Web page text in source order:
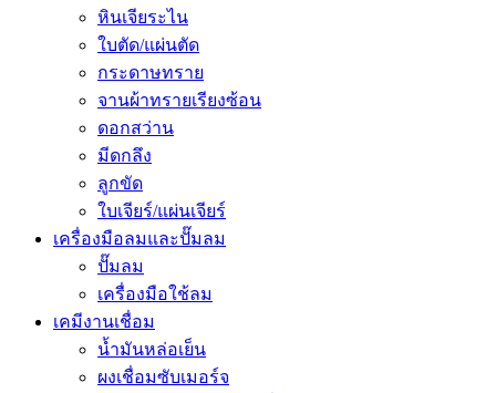
หินเจียระไน
ใบตัด/แผ่นตัด
กระดาษทราย
จานผ้าทรายเรียงซ้อน
ดอกสว่าน
มีดกลึง
ลูกขัด
ใบเจียร์/แผ่นเจียร์
เครื่องมือลมและปั๊มลม
ปั๊มลม
เครื่องมือใช้ลม
เคมีงานเชื่อม
น้ำมันหล่อเย็น
ผงเชื่อมซับเมอร์จ